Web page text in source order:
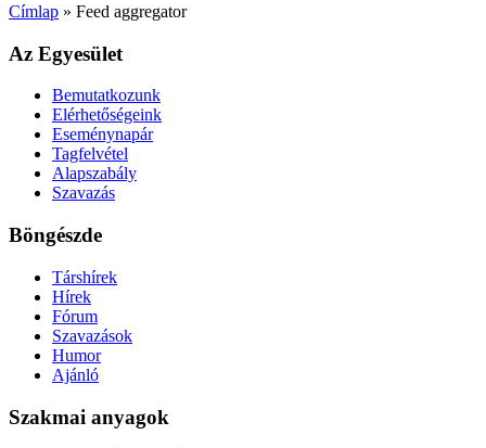
Címlap » Feed aggregator
Az Egyesület
Bemutatkozunk
Elérhetőségeink
Eseménynapár
Tagfelvétel
Alapszabály
Szavazás
Böngészde
Társhírek
Hírek
Fórum
Szavazások
Humor
Ajánló
Szakmai anyagok